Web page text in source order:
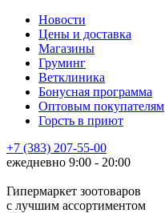
Новости
Цены и доставка
Магазины
Груминг
Ветклиника
Бонусная программа
Оптовым покупателям
Горсть в приют
+7 (383) 207-55-00
ежедневно 9:00 - 20:00
Гипермаркет зоотоваров
с лучшим ассортиментом